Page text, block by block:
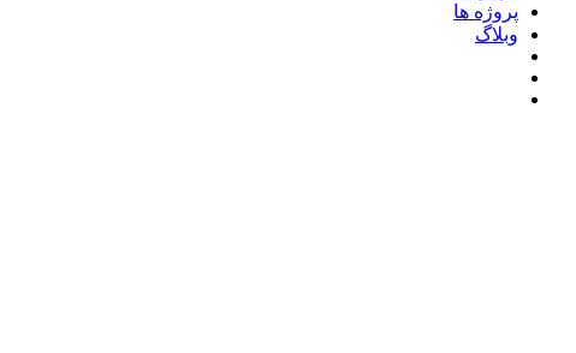
پروژه ها
وبلاگ